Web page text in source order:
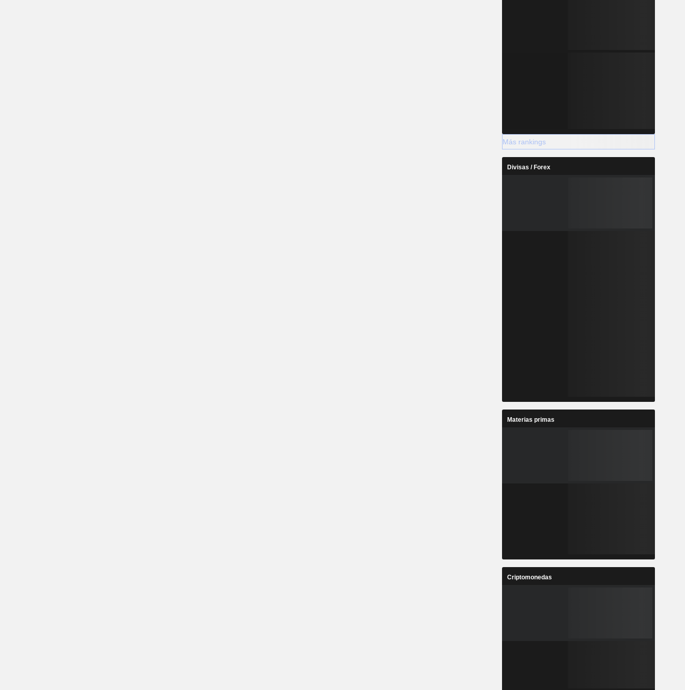
Más rankings
Divisas / Forex
Materias primas
Criptomonedas